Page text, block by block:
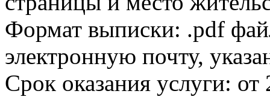
Формат выписки: .pdf
электронную почту,
Срок оказания услуги: от